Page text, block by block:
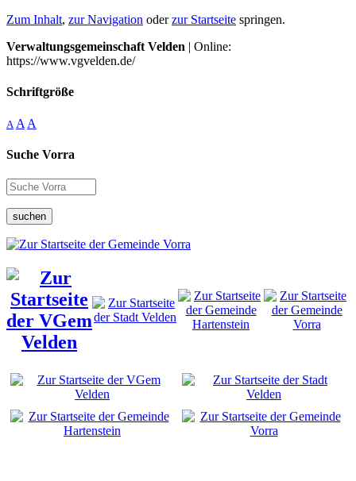
Zum Inhalt, zur Navigation oderzur Startseite springen.
Verwaltungsgemeinschaft Velden | Online:
https://www.vgvelden.de/
Schriftgröße
A A A
Suche Vorra
suchen